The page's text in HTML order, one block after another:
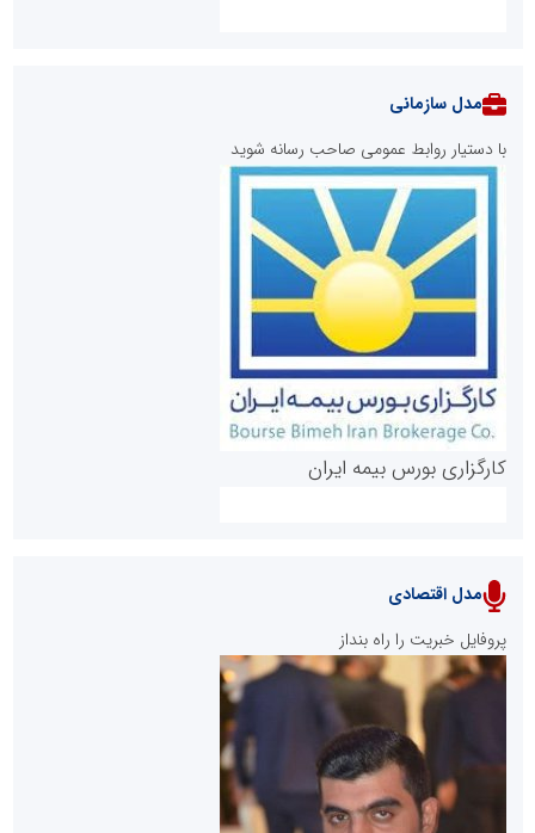
روابط عمومی خبرگزاری گزارش خبر
پایگاه خبری نهضت ملی مسکن
مدل سازمانی
با دستیار روابط عمومی صاحب رسانه شوید
کارگزاری بورس بیمه ایران
سازمان بورس و اوراق بهادار
مرجع اخبار موثق در بازارسرمایه
مدل اقتصادی
پروفایل خبریت را راه بنداز